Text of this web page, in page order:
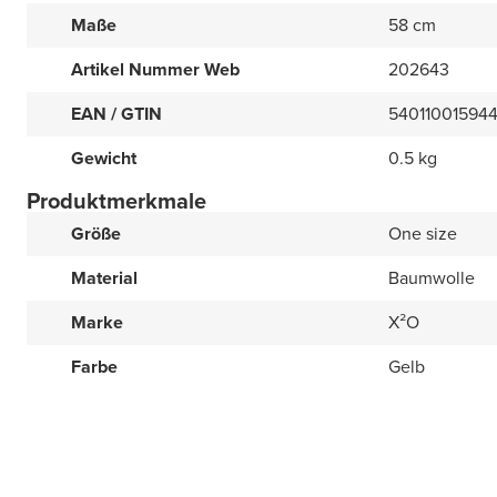
Maße
58 cm
Artikel Nummer Web
202643
EAN / GTIN
Gewicht
0.5 kg
Produktmerkmale
Größe
One size
Material
Baumwolle
Marke
X²O
Farbe
Gelb